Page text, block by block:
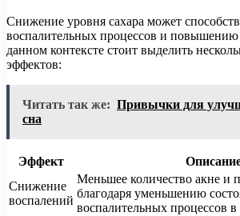
Снижение уровня сахара может
воспалительных процессов и повышению
данном контексте стоит выделить
эффектов:
Читать так же: Привычки для
сна
Эффект
Снижение
воспалений
Меньшее количество акне и
благодаря уменьшению
воспалительных процессов в